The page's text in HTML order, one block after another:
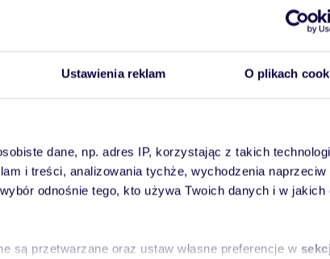
Ustawienia reklam O plikach
dane, np. adres IP, korzystając z takich
i treści, analizowania tychże, wychodzenia naprzeciw
odnośnie tego, kto używa Twoich danych i w jakich
są przetwarzane oraz ustaw własne preferencje w
Panorama 360° -
dostępność oraz
własnym domu w